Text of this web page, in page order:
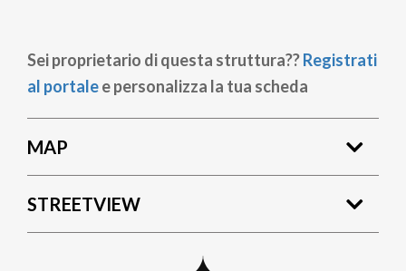
Sei proprietario di questa struttura??Registrati
al portalee personalizza la tua scheda
MAP
STREETVIEW